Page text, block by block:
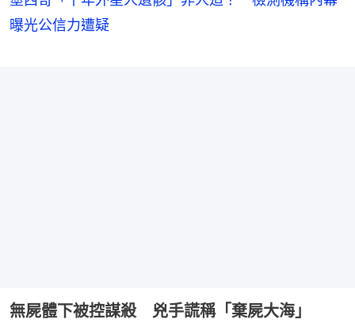
曝光公信力遭疑
無屍體下被控謀殺 兇手謊稱「棄屍大海」